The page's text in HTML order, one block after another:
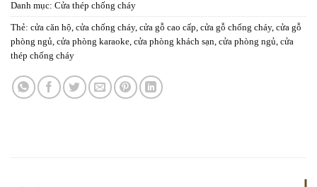
Danh mục: Cửa thép chống cháy
Thẻ: cửa căn hộ, cửa chống cháy, cửa gỗ cao cấp, cửa gỗ chống cháy, cửa gỗ
phòng ngủ, cửa phòng karaoke, cửa phòng khách sạn, cửa phòng ngủ, cửa
thép chống cháy